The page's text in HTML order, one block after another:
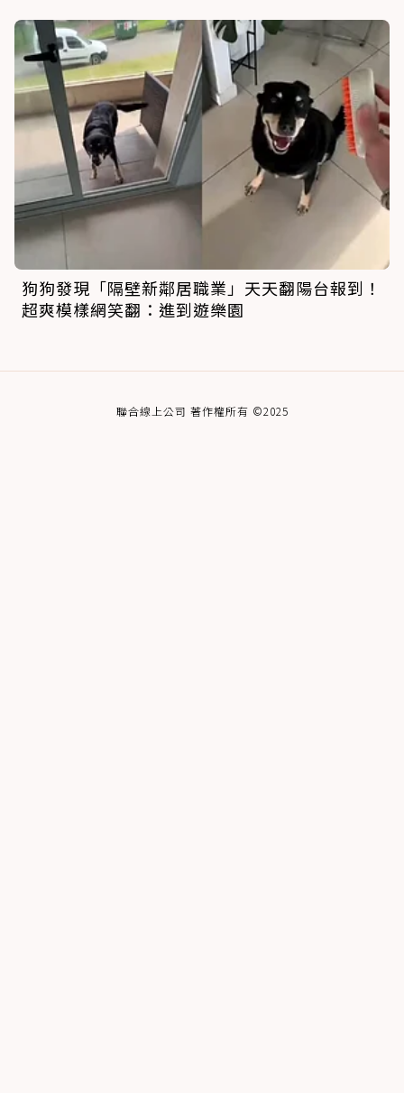
狗狗發現「隔壁新鄰居職業」天天翻陽台報到！
超爽模樣網笑翻：進到遊樂園
聯合線上公司 著作權所有 ©2025